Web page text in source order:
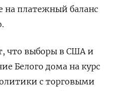
на платежный баланс
что выборы в США и
Белого дома на курс
с торговыми